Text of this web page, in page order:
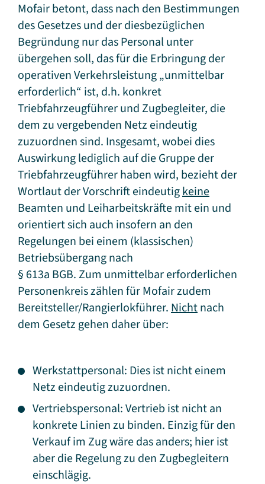
Mofair betont, dass nach den Bestimmungen
des Gesetzes und der diesbezüglichen
Begründung nur das Personal unter
übergehen soll, das für die Erbringung der
operativen Verkehrsleistung „unmittelbar
erforderlich“ ist, d.h. konkret
Triebfahrzeugführer und Zugbegleiter, die
dem zu vergebenden Netz eindeutig
zuzuordnen sind. Insgesamt, wobei dies
Auswirkung lediglich auf die Gruppe der
Triebfahrzeugführer haben wird, bezieht der
Wortlaut der Vorschrift eindeutigkeine
Beamten und Leiharbeitskräfte mit ein und
orientiert sich auch insofern an den
Regelungen bei einem (klassischen)
Betriebsübergang nach
§ 613a BGB. Zum unmittelbar erforderlichen
Personenkreis zählen für Mofair zudem
Bereitsteller/Rangierlokführer.Nichtnach
dem Gesetz gehen daher über:
Werkstattpersonal: Dies ist nicht einem
Netz eindeutig zuzuordnen.
Vertriebspersonal: Vertrieb ist nicht an
konkrete Linien zu binden. Einzig für den
Verkauf im Zug wäre das anders; hier ist
aber die Regelung zu den Zugbegleitern
einschlägig.